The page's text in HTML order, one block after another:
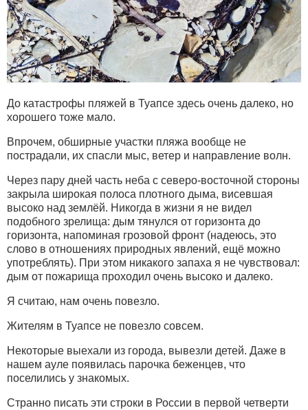
До катастрофы пляжей в Туапсе здесь очень далеко, но
хорошего тоже мало.
Впрочем, обширные участки пляжа вообще не
пострадали, их спасли мыс, ветер и направление волн.
Через пару дней часть неба с северо-восточной стороны
закрыла широкая полоса плотного дыма, висевшая
высоко над землёй. Никогда в жизни я не видел
подобного зрелища: дым тянулся от горизонта до
горизонта, напоминая грозовой фронт (надеюсь, это
слово в отношениях природных явлений, ещё можно
употреблять). При этом никакого запаха я не чувствовал:
дым от пожарища проходил очень высоко и далеко.
Я считаю, нам очень повезло.
Жителям в Туапсе не повезло совсем.
Некоторые выехали из города, вывезли детей. Даже в
нашем ауле появилась парочка беженцев, что
поселились у знакомых.
Странно писать эти строки в России в первой четверти